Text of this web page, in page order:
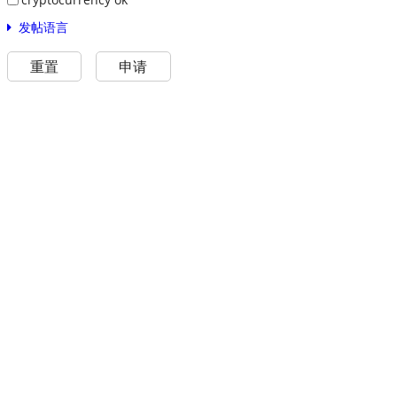
发帖语言
重置 申请